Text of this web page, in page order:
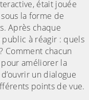
était jouée
la forme de
Après chaque
public à réagir : quels
Comment chacun
améliorer la
un dialogue
points de vue.